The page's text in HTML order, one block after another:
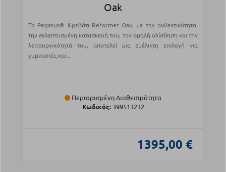
Oak
Το Pegasus® Κρεβάτι Reformer Oak, με την ανθεκτικότητα,
την εκλεπτυσμένη κατασκευή του, την ομαλή ολίσθηση και την
λειτουργικότητά του, αποτελεί μια ευέλικτη επιλογή για
γυμναστές και...
Περιορισμένη Διαθεσιμότητα
Κωδικός:399513232
1395,00 €